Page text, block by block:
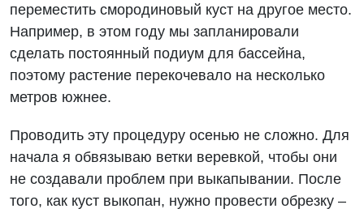
переместить смородиновый куст на другое место.
Например, в этом году мы запланировали
сделать постоянный подиум для бассейна,
поэтому растение перекочевало на несколько
метров южнее.
Проводить эту процедуру осенью не сложно. Для
начала я обвязываю ветки веревкой, чтобы они
не создавали проблем при выкапывании. После
того, как куст выкопан, нужно провести обрезку –